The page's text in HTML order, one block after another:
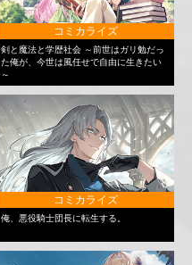
コミカライズ
剣と魔法と学歴社会 ～前世はガリ勉だっ
た俺が、今世は風任せで自由に生きたい
～
コミカライズ
俺、悪役騎士団長に転生する。